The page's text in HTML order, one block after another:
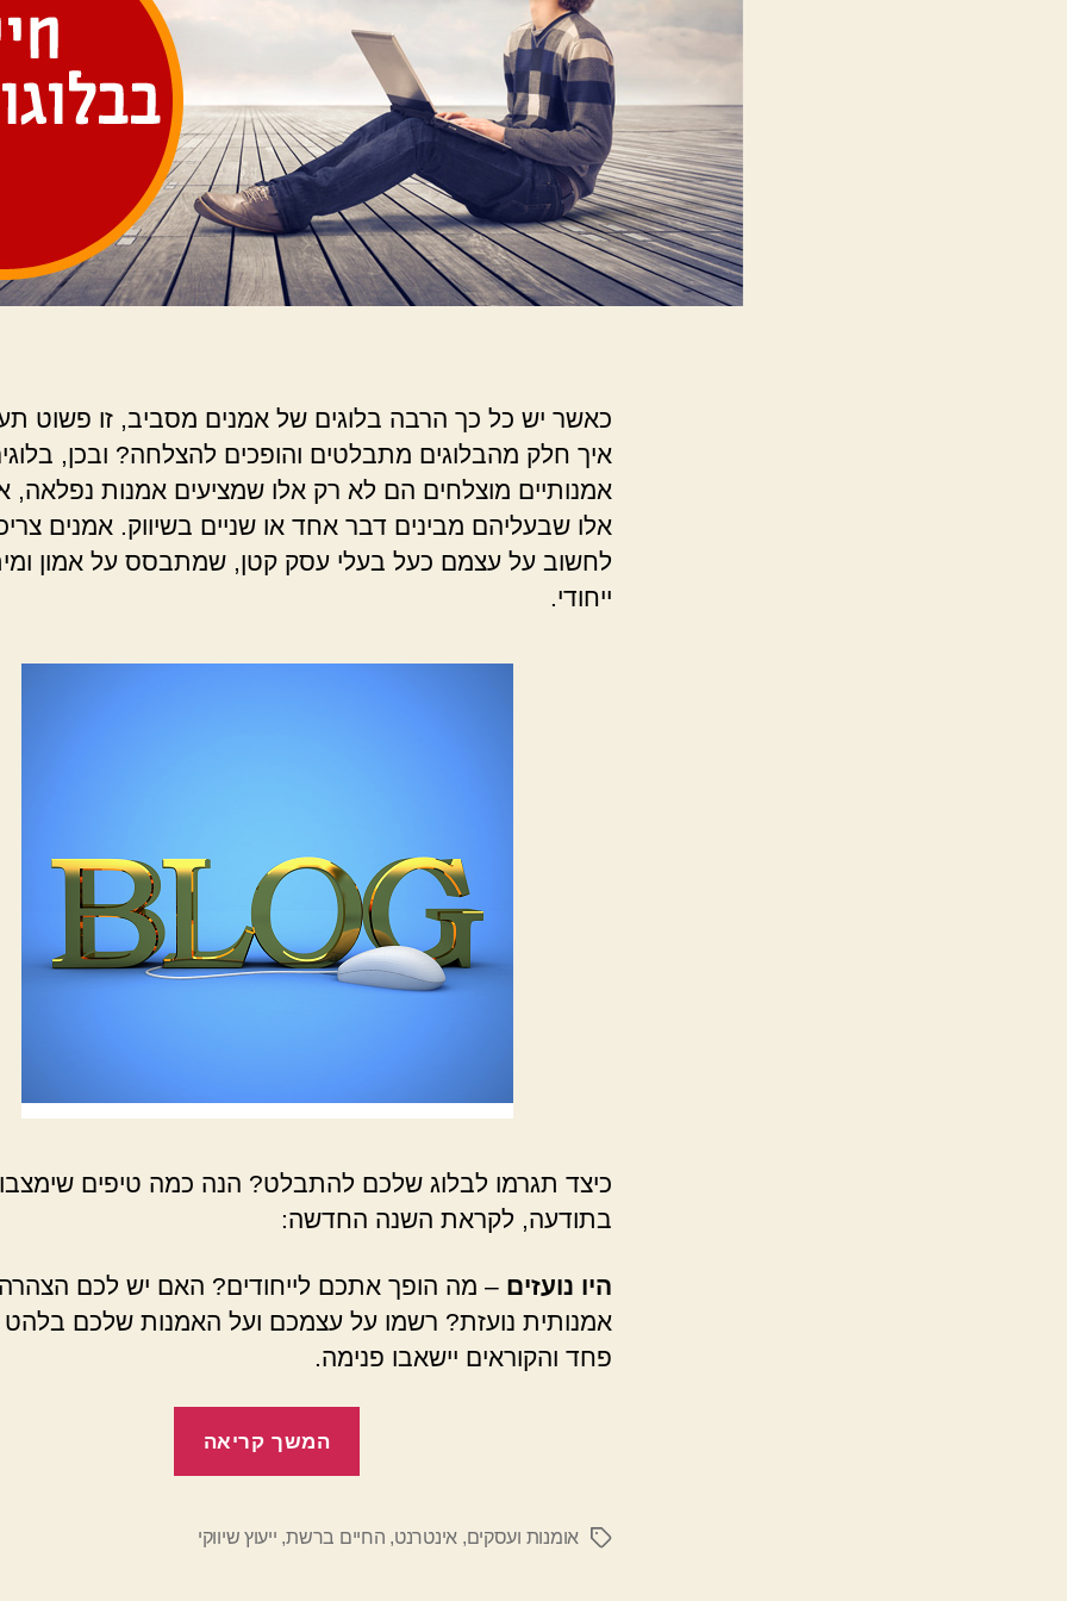
כאשר יש כל כך הרבה בלוגים של אמנים מסביב, זו פשוט
איך חלק מהבלוגים מתבלטים והופכים להצלחה? ובכן,
אמנותיים מוצלחים הם לא רק אלו שמציעים אמנות נפלאה,
אלו שבעליהם מבינים דבר אחד או שניים בשיווק. אמנים
לחשוב על עצמם כעל בעלי עסק קטן, שמתבסס על אמון
ייחודי.
כיצד תגרמו לבלוג שלכם להתבלט? הנה כמה טיפים
בתודעה, לקראת השנה החדשה:
היו נועזים – מה הופך אתכם לייחודים? האם יש לכם
אמנותית נועזת? רשמו על עצמכם ועל האמנות שלכם בלהט
פחד והקוראים יישאבו פנימה.
המשך קריאה
תגיותאומנות ועסקים, אינטרנט, החיים ברשת, ייעוץ שיווקי